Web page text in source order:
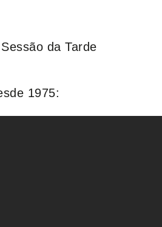
1975: